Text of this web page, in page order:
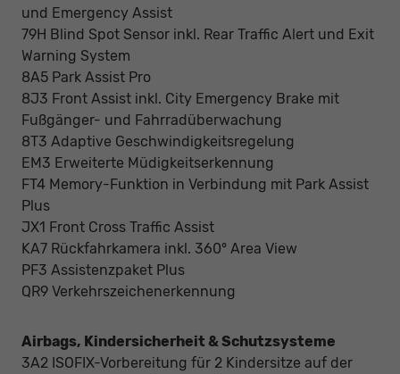
und Emergency Assist
79H Blind Spot Sensor inkl. Rear Traffic Alert und Exit
Warning System
8A5 Park Assist Pro
8J3 Front Assist inkl. City Emergency Brake mit
Fußgänger- und Fahrradüberwachung
8T3 Adaptive Geschwindigkeitsregelung
EM3 Erweiterte Müdigkeitserkennung
FT4 Memory-Funktion in Verbindung mit Park Assist
Plus
JX1 Front Cross Traffic Assist
KA7 Rückfahrkamera inkl. 360° Area View
PF3 Assistenzpaket Plus
QR9 Verkehrszeichenerkennung
Airbags, Kindersicherheit & Schutzsysteme
3A2 ISOFIX-Vorbereitung für 2 Kindersitze auf der